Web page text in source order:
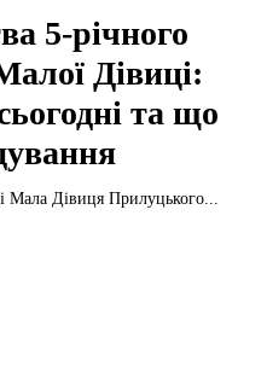
5-річного
Дівиці:
та що
Дівиця Прилуцького...